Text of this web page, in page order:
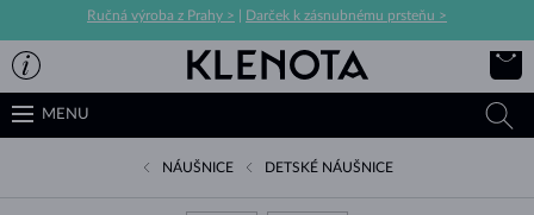
Ručná výroba z Prahy > Darček k zásnubnému prsteňu >
MENU
NÁUŠNICE DETSKÉ NÁUŠNICE